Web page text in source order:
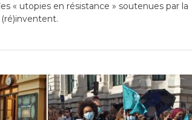
« utopies en résistance » soutenues par la